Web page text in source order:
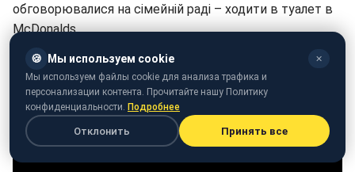
обговорювалися на сімейній раді – ходити в туалет в
McDonalds.
🍪 Мы используем cookie ✕
Мы используем файлы cookie для анализа трафика и
персонализации контента. Прочитайте нашу Политику
конфиденциальности. Подробнее
Отклонить Принять все